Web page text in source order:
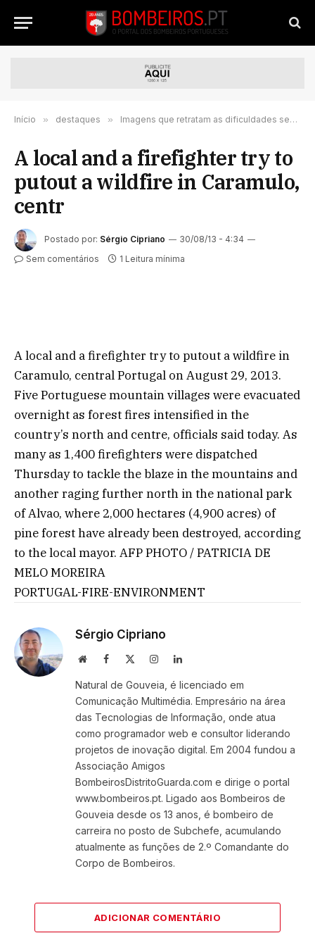
Início » destaques » Imagens que retratam as dificuldades sentidas pelos bombeiros no Caramulo
A local and a firefighter try to
putout a wildfire in Caramulo,
centr
Postado por: Sérgio Cipriano
30/08/13 - 4:34
Sem comentários
1 Leitura mínima
A local and a firefighter try to putout a wildfire in
Caramulo, central Portugal on August 29, 2013.
Five Portuguese mountain villages were evacuated
overnight as forest fires intensified in the
country’s north and centre, officials said today. As
many as 1,400 firefighters were dispatched
Thursday to tackle the blaze in the mountains and
another raging further north in the national park
of Alvao, where 2,000 hectares (4,900 acres) of
pine forest have already been destroyed, according
to the local mayor. AFP PHOTO / PATRICIA DE
MELO MOREIRA
PORTUGAL-FIRE-ENVIRONMENT
Sérgio Cipriano
WebsiteFacebook InstagramLinkedIn
Natural de Gouveia, é licenciado em
Comunicação Multimédia. Empresário na área
das Tecnologias de Informação, onde atua
como programador web e consultor liderando
projetos de inovação digital. Em 2004 fundou a
Associação Amigos
BombeirosDistritoGuarda.com e dirige o portal
www.bombeiros.pt. Ligado aos Bombeiros de
Gouveia desde os 13 anos, é bombeiro de
carreira no posto de Subchefe, acumulando
atualmente as funções de 2.º Comandante do
Corpo de Bombeiros.
ADICIONAR COMENTÁRIO